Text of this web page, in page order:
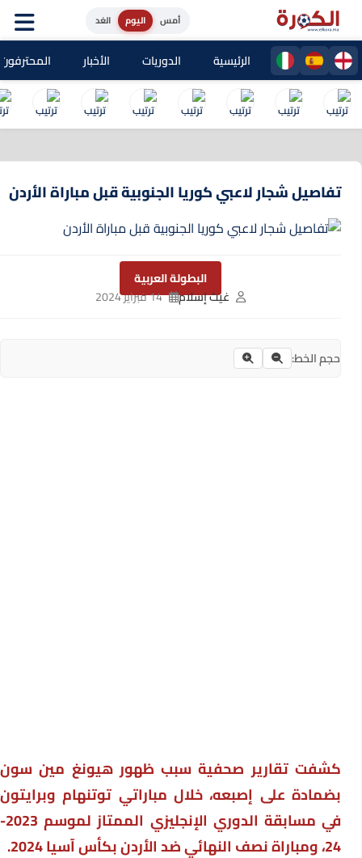
اليوم الغد
الرئيسية الدوريات الأخبار المحترفون
تفاصيل شجار لاعبي كوريا الجنوبية قبل مباراة الأردن
البطولة العربية
غيث إسلام
14 فبراير 2024
حجم الخط:
كشفت تقارير صحفية سبب ظهور هيونغ مين سون
بضمادة على إصبعه، خلال مباراتي توتنهام وبرايتون
في مسابقة الدوري الإنجليزي الممتاز لموسم 2023-